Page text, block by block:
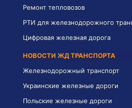
Ремонт тепловозов
РТИ для железнодорожного
Цифровая железная дорога
НОВОСТИ ЖД ТРАНСПОРТА
Железнодорожный транспорт
Украинские железные дороги
Польские железные дороги